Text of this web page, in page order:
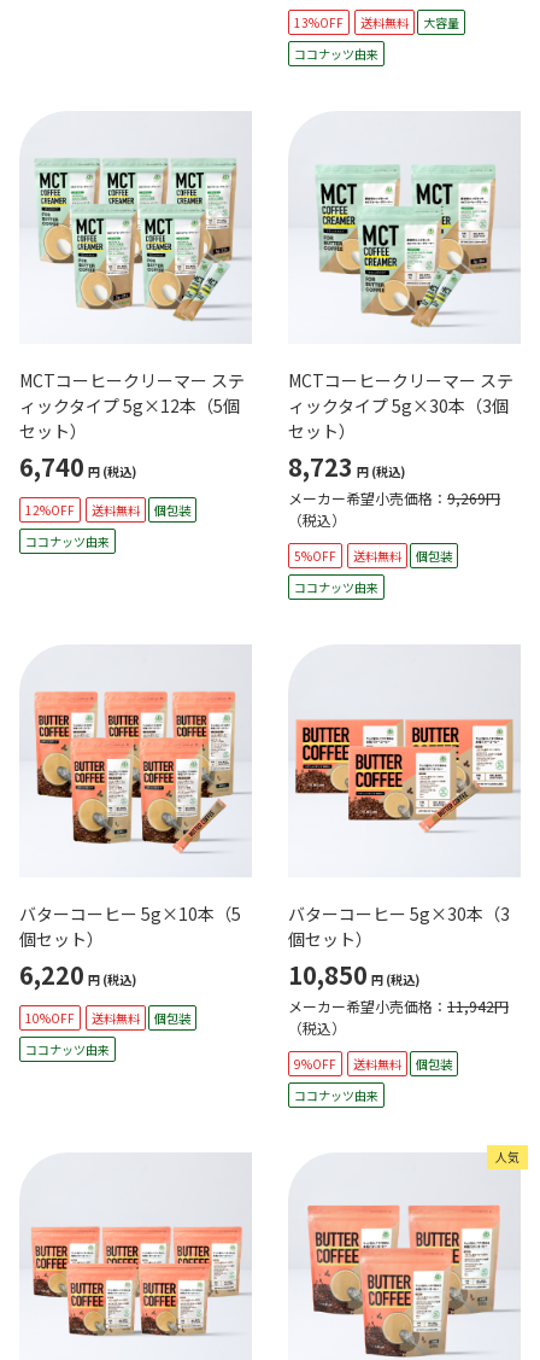
13%OFF 送料無料
大容量
ココナッツ由来
MCTコーヒークリーマー ステ
ィックタイプ 5g×12本（5個
セット）
6,740 円 (税込)
12%OFF 送料無料
個包装
ココナッツ由来
MCTコーヒークリーマー ステ
ィックタイプ 5g×30本（3個
セット）
8,723 円 (税込)
メーカー希望小売価格： 9,269円
（税込）
5%OFF 送料無料
個包装
ココナッツ由来
バターコーヒー 5g×10本（5
個セット）
6,220 円 (税込)
10%OFF 送料無料
個包装
ココナッツ由来
バターコーヒー 5g×30本（3
個セット）
10,850 円 (税込)
メーカー希望小売価格： 11,942円
（税込）
9%OFF 送料無料
個包装
ココナッツ由来
人気